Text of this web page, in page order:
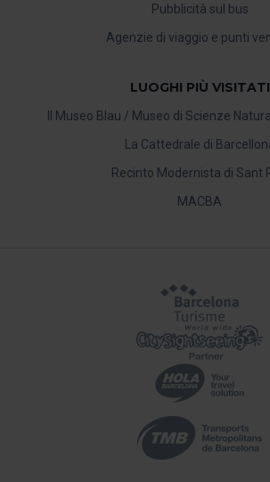
Pubblicità sul bus
Agenzie di viaggio e punti
LUOGHI PIÙ VISITATI
Il Museo Blau / Museo di Scienze
La Cattedrale di
Recinto Modernista di Sant
MACBA